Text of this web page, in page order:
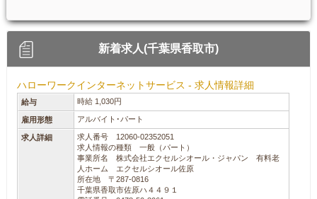
新着求人(千葉県香取市)
ハローワークインターネットサービス - 求人情報詳細
給与 時給 1,030円
雇用形態 アルバイト･パート
求人詳細
求人番号 12060-02352051
求人情報の種類 一般（パート）
事業所名 株式会社エクセルシオール・ジャパン 有料老
人ホーム エクセルシオール佐原
所在地 〒287-0816
千葉県香取市佐原ハ４４９１